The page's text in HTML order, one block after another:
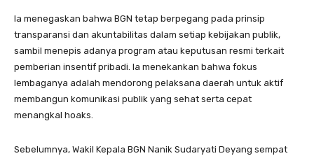
Ia menegaskan bahwa BGN tetap berpegang pada prinsip
transparansi dan akuntabilitas dalam setiap kebijakan publik,
sambil menepis adanya program atau keputusan resmi terkait
pemberian insentif pribadi. Ia menekankan bahwa fokus
lembaganya adalah mendorong pelaksana daerah untuk aktif
membangun komunikasi publik yang sehat serta cepat
menangkal hoaks.
Sebelumnya, Wakil Kepala BGN Nanik Sudaryati Deyang sempat